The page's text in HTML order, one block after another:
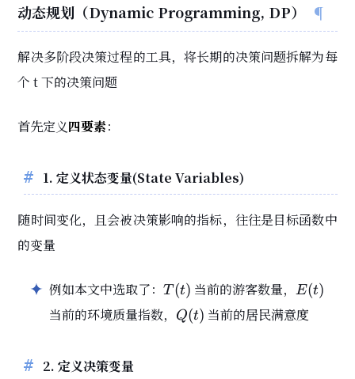
动态规划（Dynamic Programming, DP）
解决多阶段决策过程的工具，将长期的决策问题拆解为每
个 t 下的决策问题
首先定义四要素：
1. 定义状态变量(State Variables)
随时间变化，且会被决策影响的指标，往往是目标函数中
的变量
例如本文中选取了：T(t)
T(t) 当前的游客数量，E(t)
E(t)
当前的环境质量指数， Q(t)
Q(t) 当前的居民满意度
2. 定义决策变量